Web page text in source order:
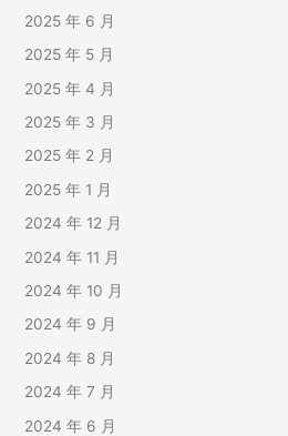
2025 年 6 月
2025 年 5 月
2025 年 4 月
2025 年 3 月
2025 年 2 月
2025 年 1 月
2024 年 12 月
2024 年 11 月
2024 年 10 月
2024 年 9 月
2024 年 8 月
2024 年 7 月
2024 年 6 月